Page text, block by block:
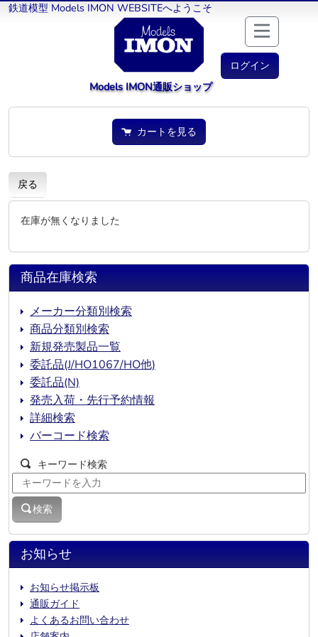
鉄道模型 Models IMON WEBSITEへようこそ
ログイン
Models IMON通販ショップ
カートを見る
戻る
在庫が無くなりました
お知らせ
お知らせ掲示板
通販ガイド
よくあるお問い合わせ
商品在庫検索
メーカー分類別検索
商品分類別検索
新規発売製品一覧
委託品(J/HO1067/HO他)
委託品(N)
発売入荷・先行予約情報
詳細検索
バーコード検索
キーワード検索
検索